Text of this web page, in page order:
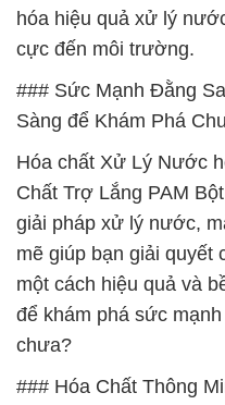
hóa hiệu quả xử lý
cực đến môi trường.
### Sức Mạnh Đằng
Sàng để Khám Phá
Hóa chất Xử Lý Nước
Chất Trợ Lắng PAM
giải pháp xử lý nước,
mẽ giúp bạn giải quyết
một cách hiệu quả và
để khám phá sức
chưa?
### Hóa Chất Thông